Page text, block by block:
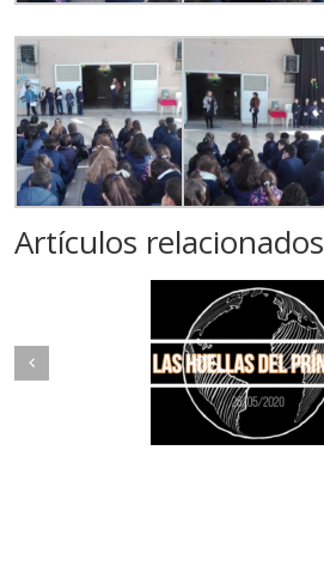
Artículos relacionados